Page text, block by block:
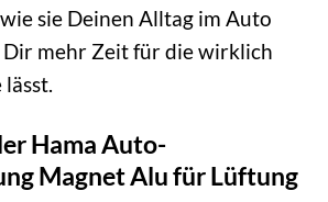
sie Deinen Alltag im Auto
mehr Zeit für die wirklich
Hama Auto-
Magnet Alu für Lüftung